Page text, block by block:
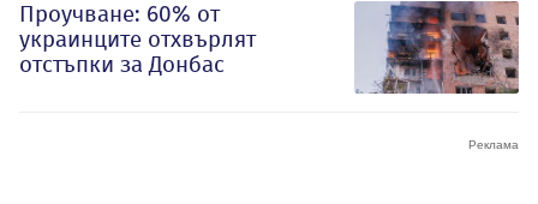
Проучване: 60% от
украинците отхвърлят
отстъпки за Донбас